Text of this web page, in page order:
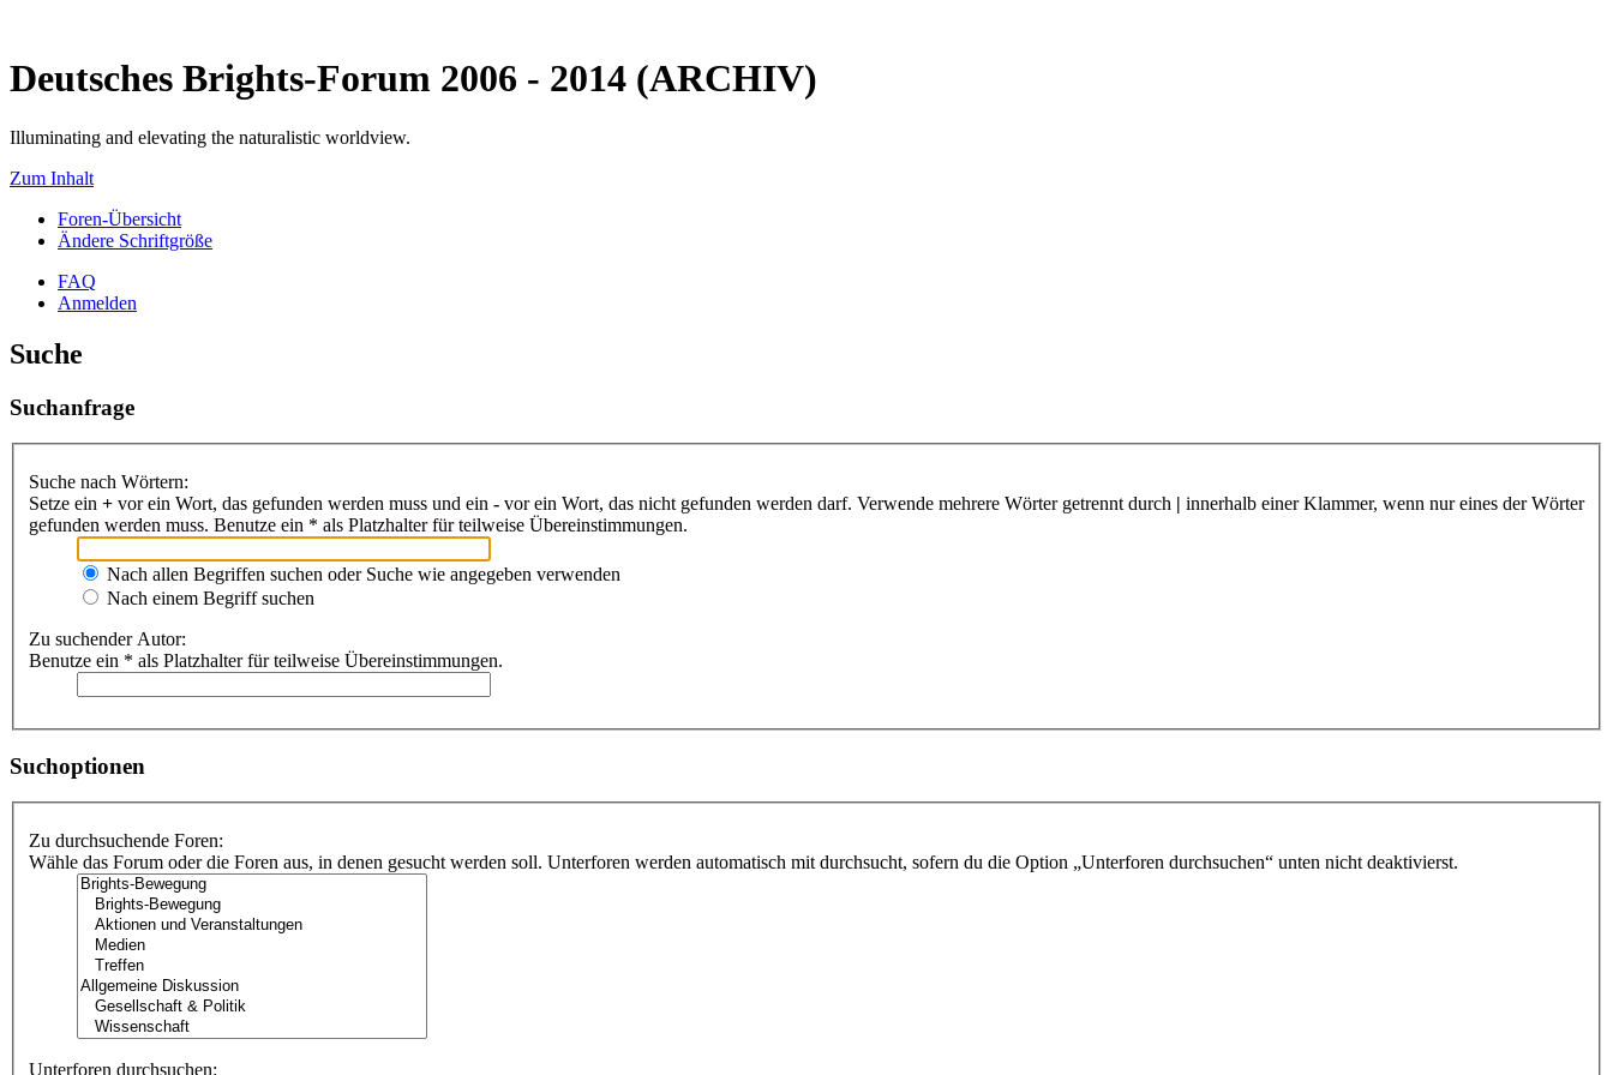
Deutsches Brights-Forum 2006 - 2014 (ARCHIV)
Illuminating and elevating the naturalistic worldview.
Zum Inhalt
Foren-Übersicht
Ändere Schriftgröße
FAQ
Anmelden
Suche
Suchanfrage
Suche nach Wörtern:
Setze ein + vor ein Wort, das gefunden werden muss und ein - vor ein Wort, das nicht gefunden werden darf. Verwende mehrere Wörter getrennt durch | innerhalb einer Klammer, wenn nur eines der Wörter
gefunden werden muss. Benutze ein * als Platzhalter für teilweise Übereinstimmungen.
Nach allen Begriffen suchen oder Suche wie angegeben verwenden
Nach einem Begriff suchen
Zu suchender Autor:
Benutze ein * als Platzhalter für teilweise Übereinstimmungen.
Suchoptionen
Zu durchsuchende Foren:
Wähle das Forum oder die Foren aus, in denen gesucht werden soll. Unterforen werden automatisch mit durchsucht, sofern du die Option „Unterforen durchsuchen“ unten nicht deaktivierst.
Unterforen durchsuchen: